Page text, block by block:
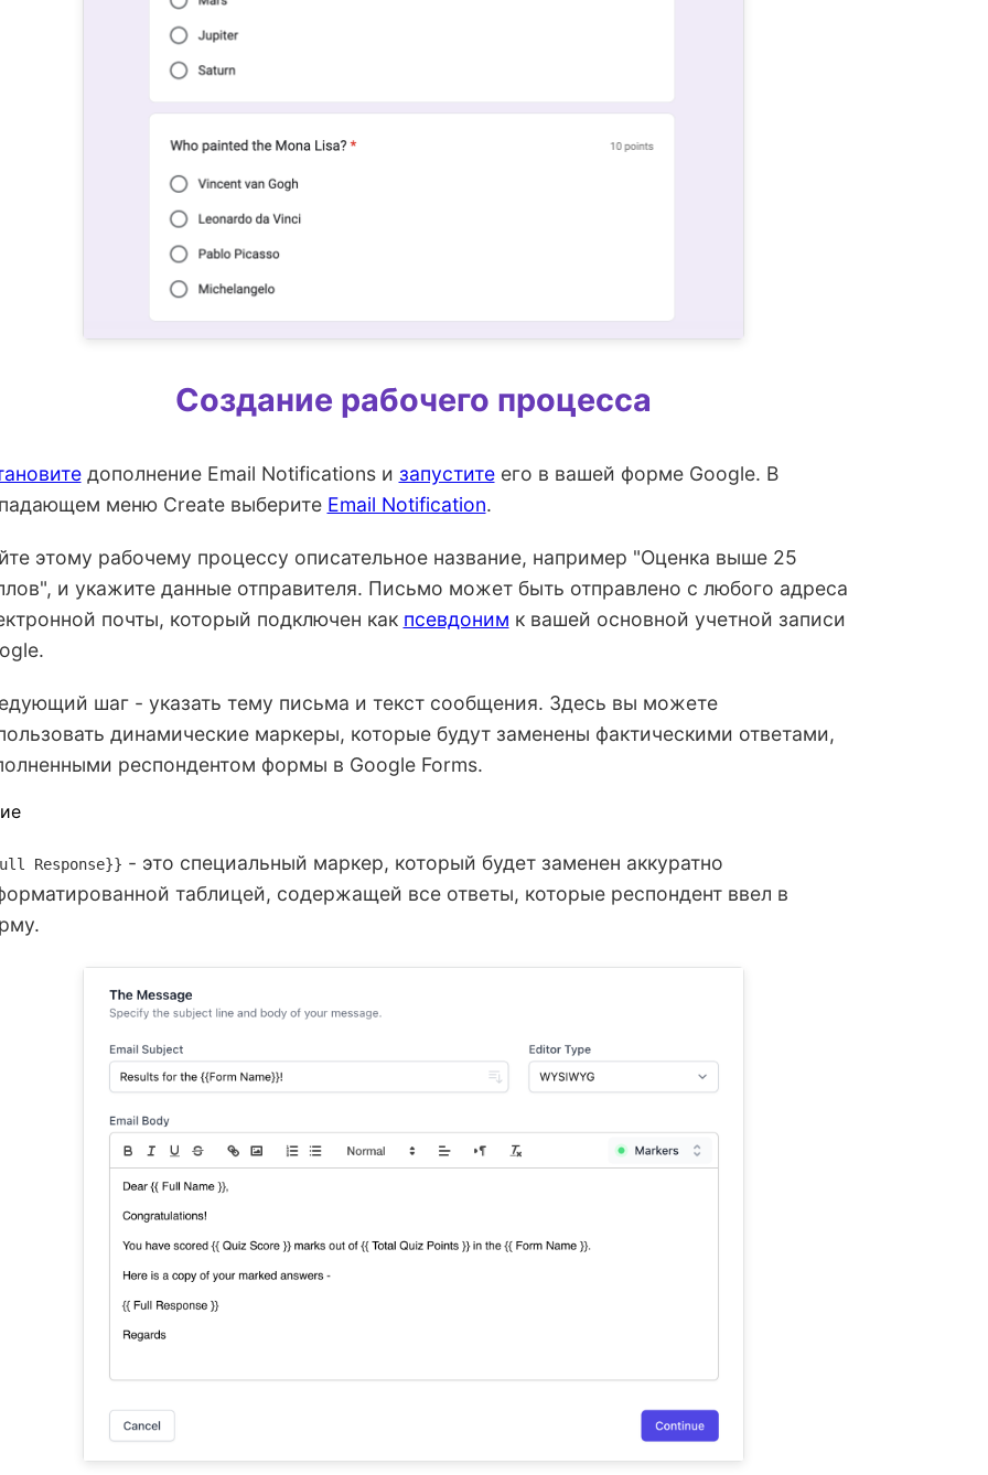
Создание рабочего процесса
дополнение Email Notifications и запуститеего в вашей форме Google. В
меню Create выберите Email Notification.
этому рабочему процессу описательное название, например "Оценка выше 25
и укажите данные отправителя. Письмо может быть отправлено с любого адреса
почты, который подключен как псевдоним к вашей основной учетной записи
шаг - указать тему письма и текст сообщения. Здесь вы можете
динамические маркеры, которые будут заменены фактическими ответами,
респондентом формы в Google Forms.
Response}} - это специальный маркер, который будет заменен аккуратно
таблицей, содержащей все ответы, которые респондент ввел в